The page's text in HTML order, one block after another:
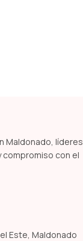
Maldonado, líderes
compromiso con el
Este, Maldonado